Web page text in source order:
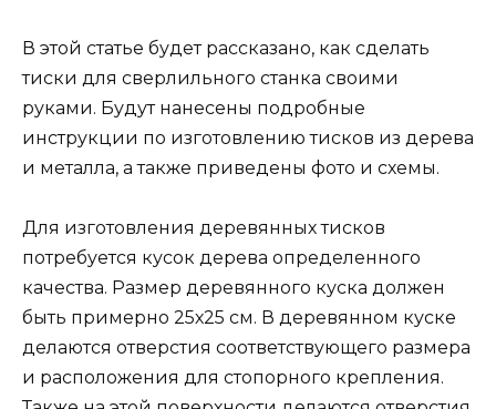
В этой статье будет рассказано, как сделать
тиски для сверлильного станка своими
руками. Будут нанесены подробные
инструкции по изготовлению тисков из дерева
и металла, а также приведены фото и схемы.
Для изготовления деревянных тисков
потребуется кусок дерева определенного
качества. Размер деревянного куска должен
быть примерно 25х25 см. В деревянном куске
делаются отверстия соответствующего размера
и расположения для стопорного крепления.